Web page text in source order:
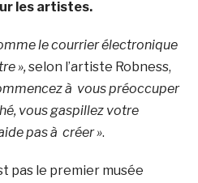
les artistes.
le courrier électronique
»,selon l’artiste Robness,
à vous préoccuper
vous gaspillez votre
pas à créer ».
pas le premier musée